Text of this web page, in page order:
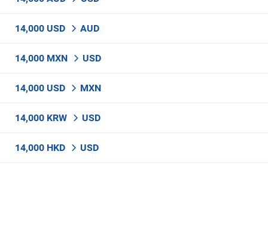
14,000 USD AUD
14,000 MXN USD
14,000 USD MXN
14,000 KRW USD
14,000 HKD USD